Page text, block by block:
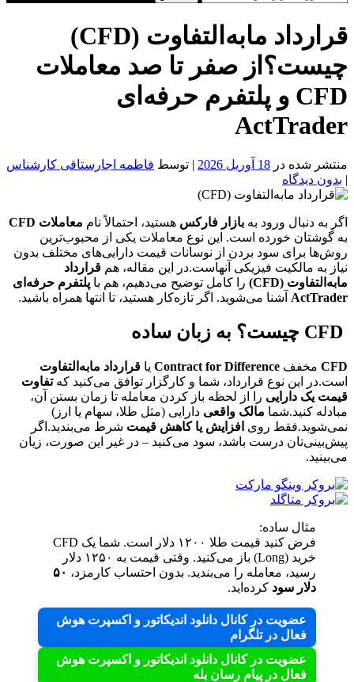
قرارداد مابه‌التفاوت (CFD)
چیست؟از صفر تا صد معاملات
CFD و پلتفرم حرفه‌ای
ActTrader
منتشر شده در 18 آوریل 2026 | توسط فاطمه اجارستاقی کارشناس
| بدون دیدگاه
اگر به دنبال ورود به بازار فارکس هستید، احتمالاً نام معاملات CFD
به گوشتان خورده است. این نوع معاملات یکی از محبوب‌ترین
روش‌ها برای سود بردن از نوسانات قیمت دارایی‌های مختلف بدون
نیاز به مالکیت فیزیکی آنهاست.در این مقاله، هم قرارداد
مابه‌التفاوت (CFD)
را کامل توضیح می‌دهیم، هم با پلتفرم حرفه‌ای
ActTrader آشنا می‌شوید. اگر تازه‌کار هستید، تا انتها همراه باشید.
CFD مخفف Contract for Difference یا قرارداد مابه‌التفاوت
است.در این نوع قرارداد، شما و کارگزار توافق می‌کنید کهتفاوت
قیمت یک دارایی را از لحظه باز کردن معامله تا زمان بستن آن،
مبادله کنید.شما مالک واقعی دارایی (مثل طلا، سهام یا ارز)
نمی‌شوید.فقط روی افزایش یا کاهش قیمت شرط می‌بندید.اگر
پیش‌بینی‌تان درست باشد، سود می‌کنید – در غیر این صورت، زیان
می‌بینید.
مثال ساده:
فرض کنید قیمت طلا ۱۲۰۰ دلار است. شما یک CFD
خرید (Long) باز می‌کنید. وقتی قیمت به ۱۲۵۰ دلار
رسید، معامله را می‌بندید. بدون احتساب کارمزد، ۵۰
دلار سود کرده‌اید.
عضویت در کانال دانلود اندیکاتور و اکسپرت هوش
فعال در تلگرام
عضویت در کانال دانلود اندیکاتور و اکسپرت هوش
فعال در پیام رسان بله